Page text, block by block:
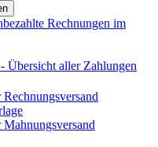
Rechnungen im
Übersicht aller Zahlungen